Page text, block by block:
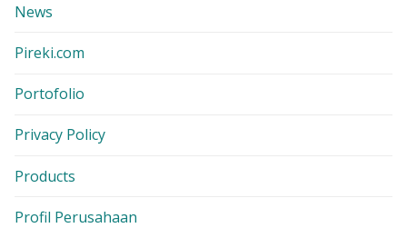
News
Pireki.com
Portofolio
Privacy Policy
Products
Profil Perusahaan